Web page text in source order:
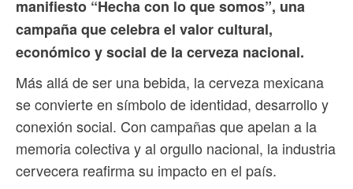
manifiesto “Hecha con lo que somos”, una
campaña que celebra el valor cultural,
económico y social de la cerveza nacional.
Más allá de ser una bebida, la cerveza mexicana
se convierte en símbolo de identidad, desarrollo y
conexión social. Con campañas que apelan a la
memoria colectiva y al orgullo nacional, la industria
cervecera reafirma su impacto en el país.